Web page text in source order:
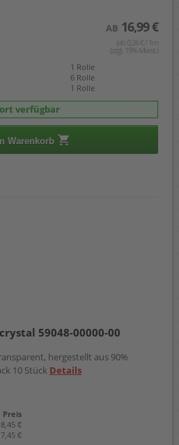
AB 16,99 €
(ab 0,26 € / 1m
(zzgl. 19% Mwst.)
1 Rolle
6 Rolle
1 Rolle
verfügbar
Warenkorb
59048-00000-00
hergestellt aus 90%
10 Stück Details
Preis
8,45 €
7,45 €